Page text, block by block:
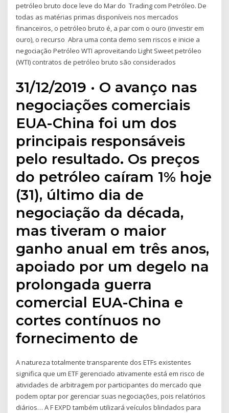
petróleo bruto doce leve do Mar do Trading com Petróleo. De
todas as matérias primas disponíveis nos mercados
financeiros, o petróleo bruto é, a par com o ouro (investir em
ouro), o recurso Abra uma conta demo sem riscos e inicie a
negociação Petróleo WTI aproveitando Light Sweet petróleo
(WTI) contratos de petróleo bruto são considerados
31/12/2019 · O avanço nas
negociações comerciais
EUA-China foi um dos
principais responsáveis
pelo resultado. Os preços
do petróleo caíram 1% hoje
(31), último dia de
negociação da década,
mas tiveram o maior
ganho anual em três anos,
apoiado por um degelo na
prolongada guerra
comercial EUA-China e
cortes contínuos no
fornecimento de
A natureza totalmente transparente dos ETFs existentes
significa que um ETF gerenciado ativamente está em risco de
atividades de arbitragem por participantes do mercado que
podem optar por gerenciar suas negociações, pois relatórios
diários… A F EXPD também utilizará veículos blindados para